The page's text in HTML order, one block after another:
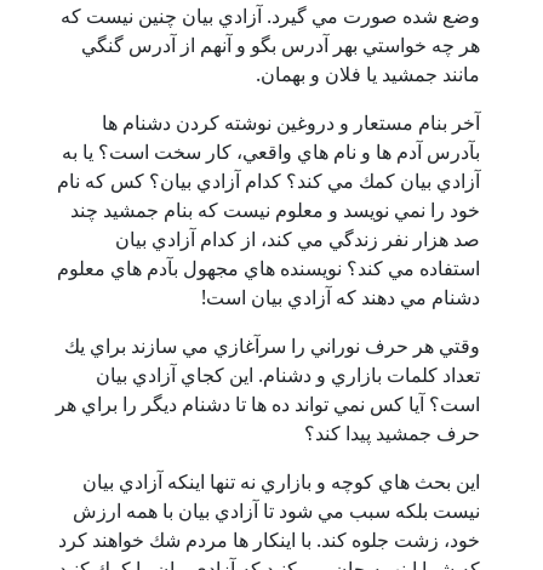
وضع شده صورت مي گيرد. آزادي بيان چنين نيست كه
هر چه خواستي بهر آدرس بگو و آنهم از آدرس گنگي
مانند جمشيد يا فلان و بهمان.
آخر بنام مستعار و دروغين نوشته كردن دشنام ها
بآدرس آدم ها و نام هاي واقعي، كار سخت است؟ يا به
آزادي بيان كمك مي كند؟ كدام آزادي بيان؟ كس كه نام
خود را نمي نويسد و معلوم نيست كه بنام جمشيد چند
صد هزار نفر زندگي مي كند، از كدام آزادي بيان
استفاده مي كند؟ نويسنده هاي مجهول بآدم هاي معلوم
دشنام مي دهند كه آزادي بيان است!
وقتي هر حرف نوراني را سرآغازي مي سازند براي يك
تعداد كلمات بازاري و دشنام. اين كجاي آزادي بيان
است؟ آيا كس نمي تواند ده ها تا دشنام ديگر را براي هر
حرف جمشيد پيدا كند؟
اين بحث هاي كوچه و بازاري نه تنها اينكه آزادي بيان
نيست بلكه سبب مي شود تا آزادي بيان با همه ارزش
خود، زشت جلوه كند. با اينكار ها مردم شك خواهند كرد